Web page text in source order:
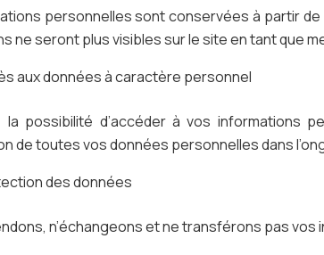
personnelles sont conservées à partir
ne seront plus visibles sur le site en tant que
aux données à caractère personnel
la possibilité d’accéder à vos informations
de toutes vos données personnelles dans
des données
n’échangeons et ne transférons pas